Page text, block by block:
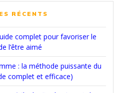
RÉCENTS
complet pour favoriser le
l’être aimé
: la méthode puissante du
complet et efficace)